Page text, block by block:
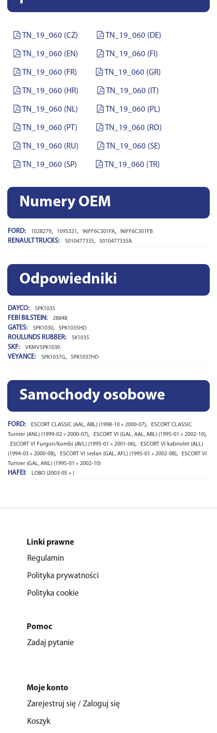
TN_19_060 (CZ) TN_19_060 (DE)
TN_19_060 (EN) TN_19_060 (FI)
TN_19_060 (FR) TN_19_060 (GR)
TN_19_060 (HR) TN_19_060 (IT)
TN_19_060 (NL) TN_19_060 (PL)
TN_19_060 (PT) TN_19_060 (RO)
TN_19_060 (RU) TN_19_060 (SE)
TN_19_060 (SP) TN_19_060 (TR)
Numery OEM
FORD: 1028279, 1095321 , 96FF6C301FA, 96FF6C301FB
RENAULT TRUCKS: 5010477335, 5010477335A
Odpowiedniki
DAYCO: 5PK1035
FEBI BILSTEIN: 28848
GATES: 5PK1030, 5PK1035HD
ROULUNDS RUBBER: 5K1035
SKF: VKMV5PK1030
VEYANCE: 5PK1037G, 5PK1037HD
Samochody osobowe
FORD: ESCORT CLASSIC (AAL, ABL) (1998-10 » 2000-07),
ESCORT CLASSIC
Turnier (ANL) (1999-02 » 2000-07), ESCORT VI (GAL, AAL, ABL) (1995-01 » 2002-10),
ESCORT VI Furgon/kombi (AVL) (1995-01 » 2001-06),
ESCORT VI kabriolet (ALL)
(1994-03 » 2000-08), ESCORT VI sedan (GAL, AFL) (1995-01 » 2002-08),
ESCORT VI
Turnier (GAL, ANL) (1995-01 » 2002-10)
HAFEI: LOBO (2003-05 » )
Linki prawne
Regulamin
Polityka prywatności
Polityka cookie
Pomoc
Zadaj pytanie
Moje konto
Zarejestruj się / Zaloguj się
Koszyk